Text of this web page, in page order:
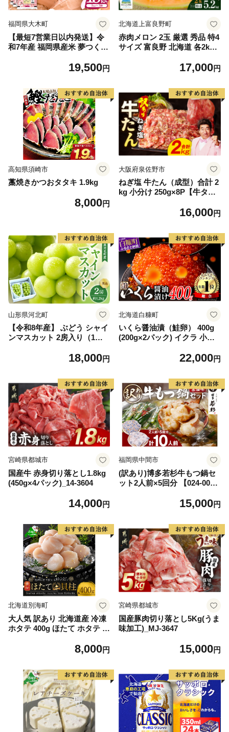
福岡県大木町
【最短7営業日以内発送】令
和7年産 福岡県産米 夢つくし
19,500円
北海道上富良野町
赤肉メロン 2玉 厳選 秀品 特4
サイズ 富良野 北海道 各2kg
富良野 メロン めろん 果物 く
17,000円
高知県須崎市
藁焼きかつおタタキ 1.9kg
8,000円
大阪府泉佐野市
ねぎ塩 牛たん（成型）合計 2
kg 小分け 250g×8P【牛タン
16,000円
山形県河北町
【令和8年産】 ぶどう シャイ
ンマスカット 2房入り（1房6
産【山形eLab】 ka074-023-r
18,000円
北海道白糠町
いくら醤油漬（鮭卵） 400g
(200g×2パック) イクラ 小分
くら醤油漬け 鮭 鮭卵 ikura
大好評品 北海道 白糠町
22,000円
宮崎県都城市
国産牛 赤身切り落とし1.8kg
(450g×4パック)_14-3604
14,000円
福岡県中間市
(訳あり)博多若杉牛もつ鍋セ
ット2人前×5回分 【024-002
15,000円
北海道別海町
大人気 訳あり 北海道産 冷凍
ホタテ 400g ほたて ホタテ 帆
8,000円
宮崎県都城市
国産豚肉切り落とし5Kg(うま
味加工)_MJ-3647
15,000円